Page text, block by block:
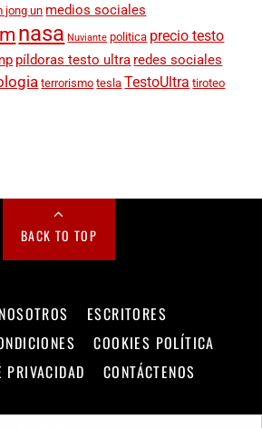
jong un medios sociales
nasa Nuviante politica precio testo
píldoras testo ultra redes sociales
terrorismo tesla TestoUltra tiroteo
BACK TO TOP
ESCRITORES
COOKIES POLÍTICA
PRIVACIDAD
CONTÁCTENOS